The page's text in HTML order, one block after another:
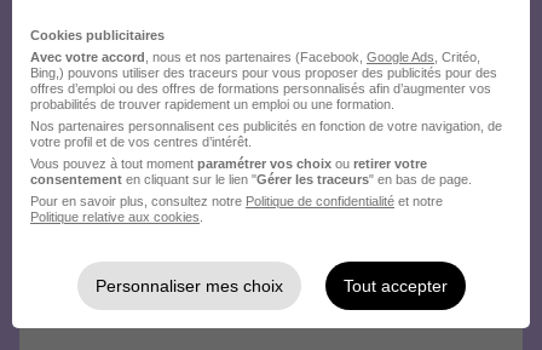
Cookies publicitaires
Avec votre accord , nous et nos partenaires (Facebook, Google Ads , Critéo,
Bing,) pouvons utiliser des traceurs pour vous proposer des publicités pour des
offres d’emploi ou des offres de formations personnalisés afin d’augmenter vos
probabilités de trouver rapidement un emploi ou une formation.
Nos partenaires personnalisent ces publicités en fonction de votre navigation, de
votre profil et de vos centres d’intérêt.
Vous pouvez à tout moment paramétrer vos choix ou retirer votre
consentement en cliquant sur le lien "Gérer les traceurs" en bas de page.
Pour en savoir plus, consultez notre Politique de confidentialité et notre
Politique relative aux cookies
Personnaliser mes choix Tout accepter